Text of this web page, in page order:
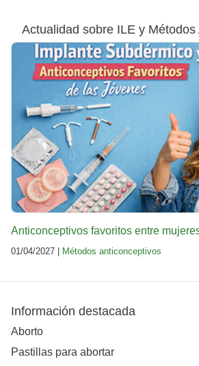
Actualidad sobre ILE y
Anticonceptivos favoritos entre
01/04/2027 | Métodos anticonceptivos
Información destacada
Aborto
Pastillas para abortar